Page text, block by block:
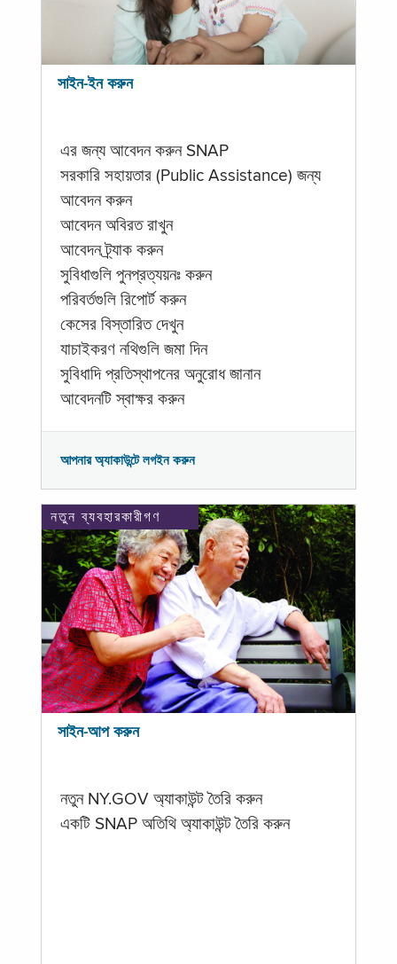
সাইন-ইন করুন
এর জন্য আবেদন করুন SNAP
সরকারি সহায়তার (Public Assistance) জন্য
আবেদন করুন
আবেদন অবিরত রাখুন
আবেদন ট্র্যাক করুন
সুবিধাগুলি পুনপ্রত্যয়নঃ করুন
পরিবর্তগুলি রিপোর্ট করুন
কেসের বিস্তারিত দেখুন
যাচাইকরণ নথিগুলি জমা দিন
সুবিধাদি প্রতিস্থাপনের অনুরোধ জানান
আবেদনটি স্বাক্ষর করুন
আপনার অ্যাকাউন্টে লগইন করুন
নতুন ব্যবহারকারীগণ
সাইন-আপ করুন
নতুন NY.GOV অ্যাকাউন্ট তৈরি করুন
একটি SNAP অতিথি অ্যাকাউন্ট তৈরি করুন